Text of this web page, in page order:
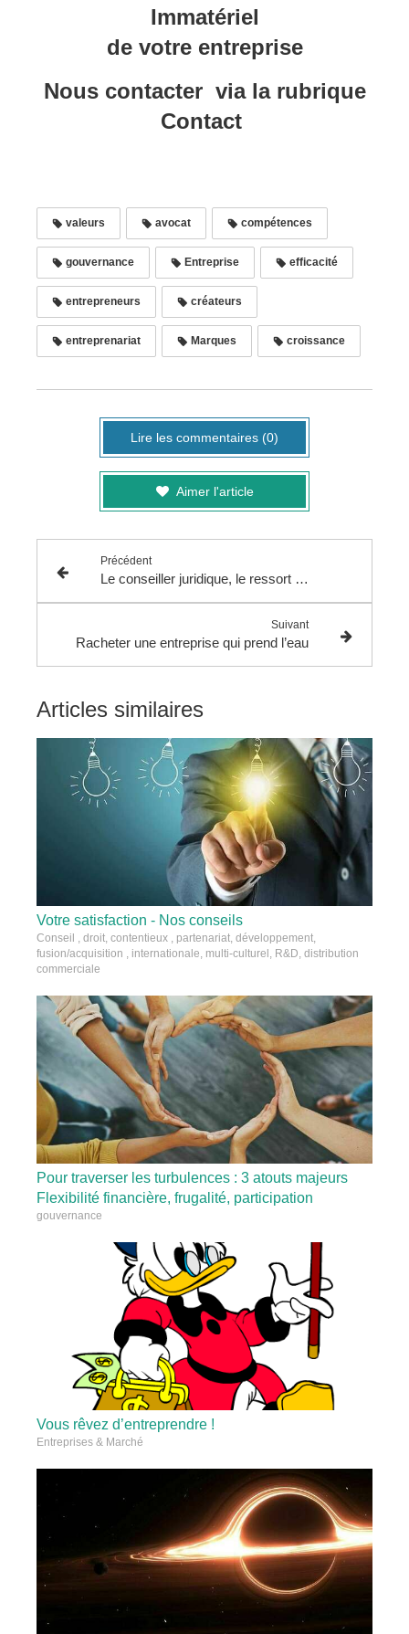
Immatériel
de votre entreprise
Nous contacter via la rubrique
Contact
valeurs avocat compétences
gouvernance Entreprise efficacité
entrepreneurs créateurs
entreprenariat Marques croissance
Lire les commentaires (0)
Aimer l'article
Précédent
Le conseiller juridique, le ressort de votre entreprise.
Suivant
Racheter une entreprise qui prend l’eau
Articles similaires
Votre satisfaction - Nos conseils
Conseil , droit, contentieux , partenariat, développement,
fusion/acquisition , internationale, multi-culturel, R&D, distribution
commerciale
Pour traverser les turbulences : 3 atouts majeurs
Flexibilité financière, frugalité, participation
gouvernance
Vous rêvez d’entreprendre !
Entreprises & Marché